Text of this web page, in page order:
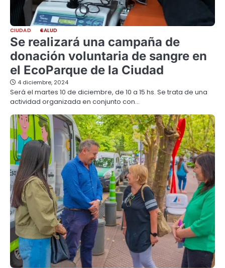
CIUDAD SALUD
Se realizará una campaña de
donación voluntaria de sangre en
el EcoParque de la Ciudad
4 diciembre, 2024
Será el martes 10 de diciembre, de 10 a 15 hs. Se trata de una
actividad organizada en conjunto con…